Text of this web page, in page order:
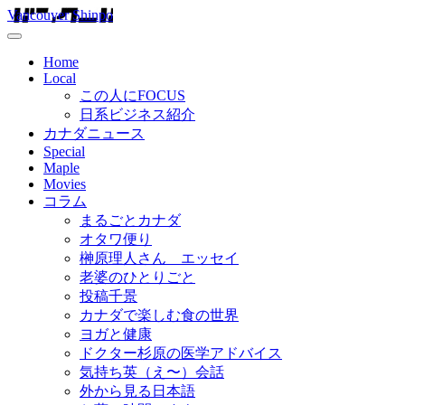
Vancouver Shinpo
Home
Local
この人にFOCUS
日系ビジネス紹介
カナダニュース
Special
Maple
Movies
コラム
まるごとカナダ
オタワ便り
榊原理人さん エッセイ
老婆のひとりごと
投稿千景
カナダで楽しむ食の世界
ヨガと健康
ドクター杉原の医学アドバイス
気持ち英（え〜）会話
外から見る日本語